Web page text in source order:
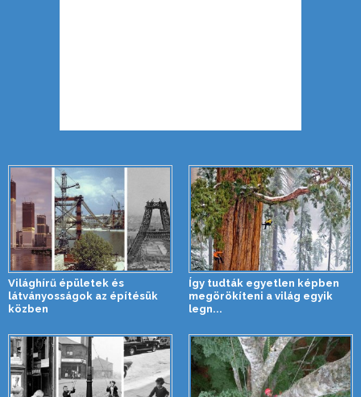
Világhírű épületek és
látványosságok az építésük
közben
Így tudták egyetlen képben
megörökíteni a világ egyik
legn...